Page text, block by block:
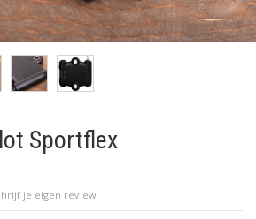
Sportflex
je eigen review